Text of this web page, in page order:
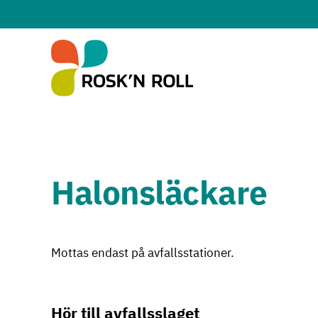
Halonsläckare
Mottas endast på avfallsstationer.
Hör till avfallsslaget